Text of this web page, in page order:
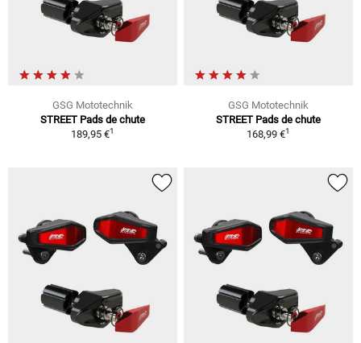
GSG Mototechnik
STREET Pads de chute
189,95 €1
GSG Mototechnik
STREET Pads de chute
168,99 €1